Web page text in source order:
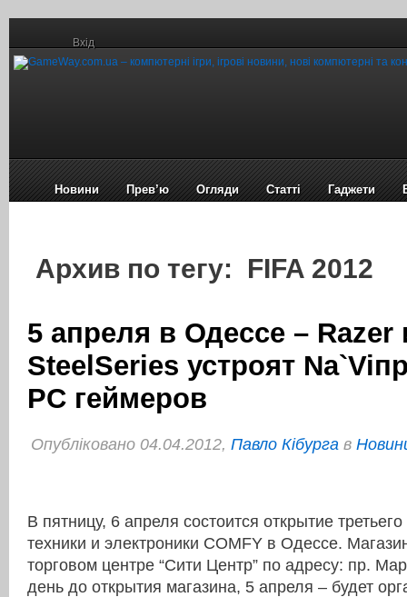
Вхід
Новини Прев’ю Огляди Статті Гаджети
Архив по тегу: FIFA 2012
5 апреля в Одессе – Razer
SteelSeries устроят
PC геймеров
Опубліковано 04.04.2012, Павло Кібурга в
В пятницу, 6 апреля состоится открытие
техники и электроники COMFY в Одессе.
торговом центре “Сити Центр” по адресу: пр.
день до открытия магазина, 5 апреля – будет